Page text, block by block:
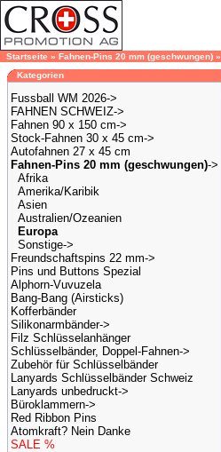
Startseite » Fahnen-Pins 20 mm (geschwungen) »
Kategorien
Fussball WM 2026->
FAHNEN SCHWEIZ->
Fahnen 90 x 150 cm->
Stock-Fahnen 30 x 45 cm->
Autofahnen 27 x 45 cm
Fahnen-Pins 20 mm (geschwungen)->
Afrika
Amerika/Karibik
Asien
Australien/Ozeanien
Europa
Sonstige->
Freundschaftspins 22 mm->
Pins und Buttons Spezial
Alphorn-Vuvuzela
Bang-Bang (Airsticks)
Kofferbänder
Silikonarmbänder->
Filz Schlüsselanhänger
Schlüsselbänder, Doppel-Fahnen->
Zubehör für Schlüsselbänder
Lanyards Schlüsselbänder Schweiz
Lanyards unbedruckt->
Büroklammern->
Red Ribbon Pins
Atomkraft? Nein Danke
SALE %